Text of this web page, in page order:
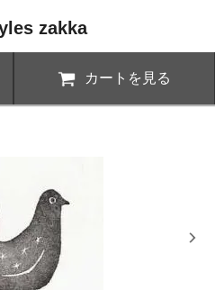
zakka
カートを見る